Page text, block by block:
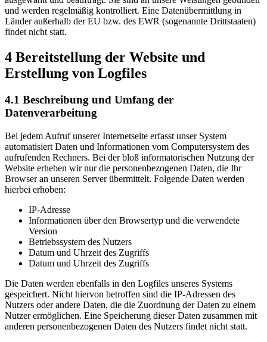
und werden regelmäßig kontrolliert. Eine Datenübermittlung in
Länder außerhalb der EU bzw. des EWR (sogenannte Drittstaaten)
findet nicht statt.
4 Bereitstellung der Website und
Erstellung von Logfiles
4.1 Beschreibung und Umfang der
Datenverarbeitung
Bei jedem Aufruf unserer Internetseite erfasst unser System
automatisiert Daten und Informationen vom Computersystem des
aufrufenden Rechners. Bei der bloß informatorischen Nutzung der
Website erheben wir nur die personenbezogenen Daten, die Ihr
Browser an unseren Server übermittelt. Folgende Daten werden
hierbei erhoben:
IP-Adresse
Informationen über den Browsertyp und die verwendete
Version
Betriebssystem des Nutzers
Datum und Uhrzeit des Zugriffs
Datum und Uhrzeit des Zugriffs
Die Daten werden ebenfalls in den Logfiles unseres Systems
gespeichert. Nicht hiervon betroffen sind die IP-Adressen des
Nutzers oder andere Daten, die die Zuordnung der Daten zu einem
Nutzer ermöglichen. Eine Speicherung dieser Daten zusammen mit
anderen personenbezogenen Daten des Nutzers findet nicht statt.